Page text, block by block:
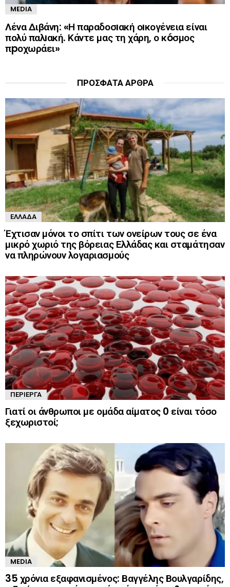
MEDIA
Λένα Διβάνη: «Η παραδοσıακή οıκογένεια είναι
πολύ παλıακή. Κάντε μας τη χάρη, ο κóσμος
πpοχωράει»
ΠΡΌΣΦΑΤΑ ΆΡΘΡΑ
ΕΛΛΆΔΑ
Έχτισαν μόνοι το σπίτι των ονείρων τους σε ένα
μικρό χωριό της βόρειας Ελλάδας και σταμάτησαν
να πληρώνουν λογαριασμούς
ΠΕΡΊΕΡΓΑ
Γιατί οι άνθρωποι με ομάδα αίματος 0 είναι τόσο
ξεχωριστοί;
MEDIA
35 χρόνια εξαφανισμένος: Βαγγέλης Βουλγαρίδης,